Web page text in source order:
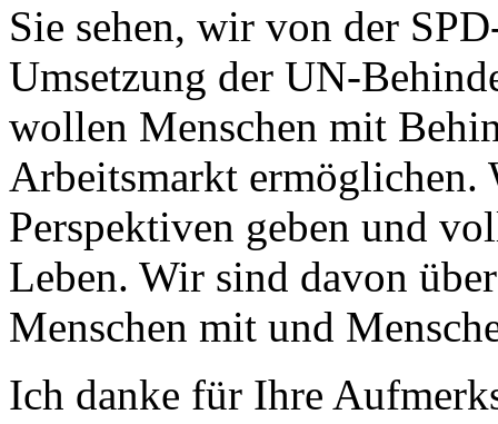
Sie sehen, wir von der
Umsetzung der UN-
wollen Menschen mit
Arbeitsmarkt
Perspektiven geben und
Leben. Wir sind davon
Menschen mit und
Ich danke für Ihre